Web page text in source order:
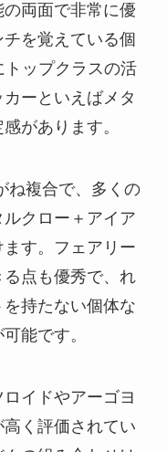
両面で非常に優
を覚えている個
ップクラスの活
ーといえばメタ
があります。
ね複合で、多くの
クロー＋アイア
す。フェアリー
点も優秀で、れ
持たない個体な
能です。
イドやアーゴヨ
く評価されてい